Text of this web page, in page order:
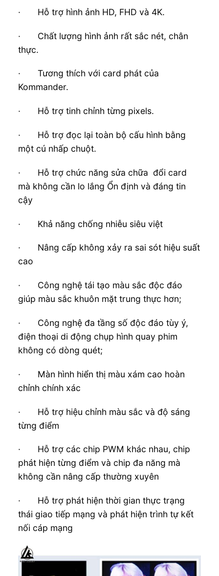
· Hỗ trợ hình ảnh HD, FHD và 4K.
· Chất lượng hình ảnh rất sắc nét, chân
thực.
· Tương thích với card phát của
Kommander.
· Hỗ trợ tinh chỉnh từng pixels.
· Hỗ trợ đọc lại toàn bộ cấu hình bằng
một cú nhấp chuột.
· Hỗ trợ chức năng sửa chữa đổi card
mà không cần lo lắng Ổn định và đáng tin
cậy
· Khả năng chống nhiễu siêu việt
· Nâng cấp không xảy ra sai sót hiệu suất
cao
· Công nghệ tái tạo màu sắc độc đáo
giúp màu sắc khuôn mặt trung thực hơn;
· Công nghệ đa tầng số độc đáo tùy ý,
điện thoại di động chụp hình quay phim
không có dòng quét;
· Màn hình hiển thị màu xám cao hoàn
chỉnh chính xác
· Hỗ trợ hiệu chỉnh màu sắc và độ sáng
từng điểm
· Hỗ trợ các chip PWM khác nhau, chip
phát hiện từng điểm và chip đa năng mà
không cần nâng cấp thường xuyên
· Hỗ trợ phát hiện thời gian thực trạng
thái giao tiếp mạng và phát hiện trình tự kết
nối cáp mạng